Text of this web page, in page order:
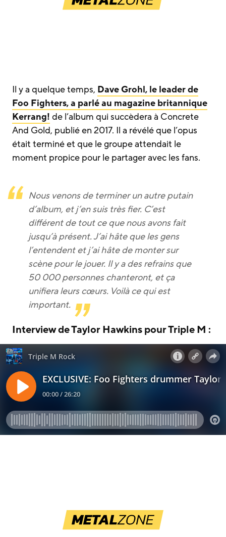
Il y a quelque temps, Dave Grohl, le leader de
Foo Fighters, a parlé au magazine britannique
Kerrang! de l’album qui succèdera à Concrete
And Gold, publié en 2017. Il a révélé que l’opus
était terminé et que le groupe attendait le
moment propice pour le partager avec les fans.
Nous venons de terminer un autre putain
d’album, et j’en suis très fier. C’est
différent de tout ce que nous avons fait
jusqu’à présent. J’ai hâte que les gens
l’entendent et j’ai hâte de monter sur
scène pour le jouer. Il y a des refrains que
50 000 personnes chanteront, et ça
unifiera leurs cœurs. Voilà ce qui est
important.
Interview de Taylor Hawkins pour Triple M :